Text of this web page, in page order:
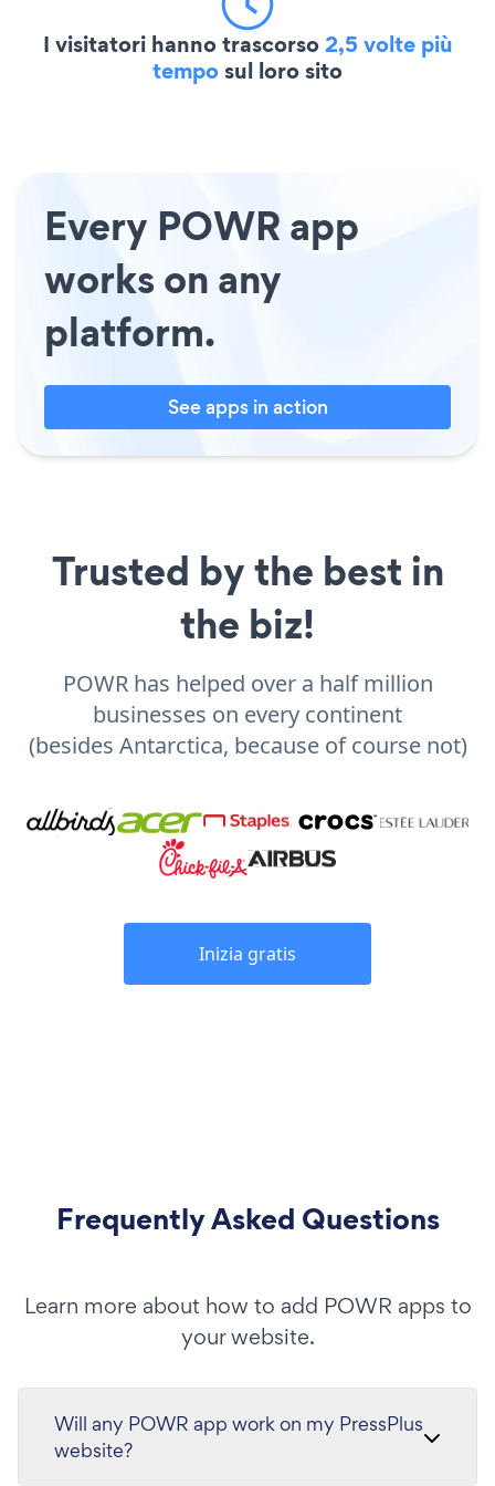
I visitatori hanno trascorso2,5 volte più
temposul loro sito
Every POWR app
works on any
platform.
See apps in action
Trusted by the best in
the biz!
POWR has helped over a half million
businesses on every continent
(besides Antarctica, because of course not)
Inizia gratis
Frequently Asked Questions
Learn more about how to add POWR apps to
your website.
Will any POWR app work on my PressPlus
website?